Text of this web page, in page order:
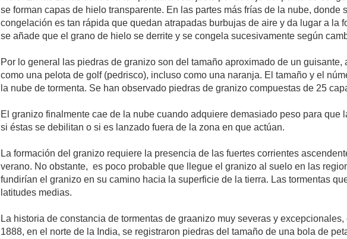
se forman capas de hielo transparente. En las partes más frías de la nube,
congelación es tan rápida que quedan atrapadas burbujas de aire y da lugar a la
se añade que el grano de hielo se derrite y se congela sucesivamente según
Por lo general las piedras de granizo son del tamaño aproximado de un
como una pelota de golf (pedrisco), incluso como una naranja. El tamaño y el
la nube de tormenta. Se han observado piedras de granizo compuestas de 25
El granizo finalmente cae de la nube cuando adquiere demasiado peso para
si éstas se debilitan o si es lanzado fuera de la zona en que actúan.
La formación del granizo requiere la presencia de las fuertes corrientes
verano. No obstante, es poco probable que llegue el granizo al suelo en las
fundirían el granizo en su camino hacia la superficie de la tierra. Las tormentas
latitudes medias.
La historia de constancia de tormentas de graanizo muy severas y
1888, en el norte de la India, se registraron piedras del tamaño de una bola de